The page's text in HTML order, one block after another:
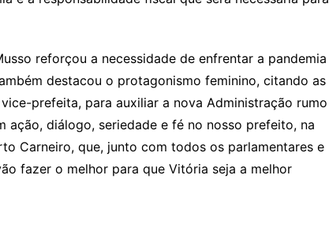
reforçou a necessidade de enfrentar a pandemia
destacou o protagonismo feminino, citando as
prefeita, para auxiliar a nova Administração rumo
ação, diálogo, seriedade e fé no nosso prefeito, na
Carneiro, que, junto com todos os parlamentares e
fazer o melhor para que Vitória seja a melhor